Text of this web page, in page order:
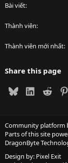
Bài viết
Thành viên
Thành viên mới nhất
Share this page
BlueskyLinkedIn
Reddit
Community platform
Parts of this site
DragonByte
Design by: Pixel Exit